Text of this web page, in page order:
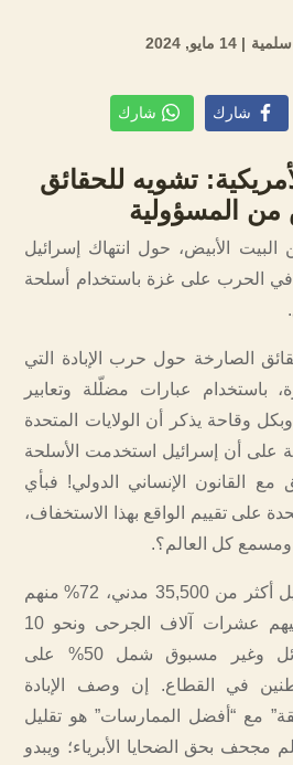
سلمية | 14 مايو, 2024
شارك شارك
تشويه للحقائق
المسؤولية
البيت الأبيض، حول انتهاك إسرائيل
في الحرب على غزة باستخدام أسلحة
الصارخة حول حرب الإبادة التي
باستخدام عبارات مضلّلة وتعابير
وقاحة يذكر أن الولايات المتحدة
على أن إسرائيل استخدمت الأسلحة
مع القانون الإنساني الدولي! فبأي
على تقييم الواقع بهذا الاستخفاف،
ومسمع كل العالم؟.
حتى اليوم، قتلت إسرائيل أكثر من 35,500 مدني، 72% منهم
أطفال ونساء، يُضاف إليهم عشرات آلاف الجرحى ونحو 10
آلاف مفقود، ودمار هائل وغير مسبوق شمل 50% على
في القطاع. إن وصف الإبادة
مع “أفضل الممارسات” هو تقليل
بحق الضحايا الأبرياء؛ ويبدو